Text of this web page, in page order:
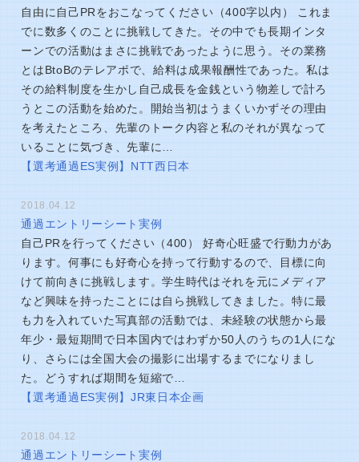
自由に自己PRをおこなってください（400字以内） これま
でに数多くのことに挑戦してきた。その中でも長期インタ
ーンでの活動はまさに挑戦であったように思う。その業務
とはBtoBのテレアポで、給料は成果報酬性であった。私は
その給料制度を生かし自己成長を金銭という物差しで計ろ
うとこの活動を始めた。開始当初はうまくいかずその理由
を考えたところ、先輩のトーク内容と私のそれが異なって
いることに気づき、先輩に…
【選考通過ES実例】NTT西日本
2018.04.12
通過エントリーシート実例
自己PRを行ってください（400） 好奇心旺盛で行動力があ
ります。何事にも好奇心を持って行動するので、目標に向
けて前向きに挑戦します。学生時代はそれを元にメディア
など興味を持ったことには自ら挑戦してきました。特に最
も力を入れていた写真部の活動では、未経験の状態から最
年少・最短期間で日本国内ではわずか50人のうちの1人にな
り、さらには全国大会の撮影に出場するまでになりまし
た。どうすれば期間を短縮で…
【選考通過ES実例】JR東日本企画
2018.04.12
通過エントリーシート実例